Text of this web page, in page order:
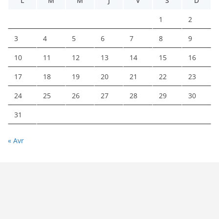
1 2
3 4 5 6 7 8 9
10 11 12 13 14 15 16
17 18 19 20 21 22 23
24 25 26 27 28 29 30
31
« Avr